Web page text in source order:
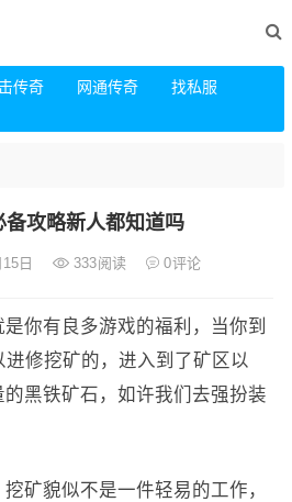
传奇 网通传奇
找私服
备攻略新人都知道吗
日 333阅读 0评论
你有良多游戏的福利，当你到
修挖矿的，进入到了矿区以
黑铁矿石，如许我们去强扮装
矿貌似不是一件轻易的工作，